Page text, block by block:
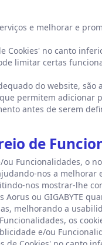
e melhorar e
Cookies' no canto
limitar certas
do website, são
permitem
antes de serem
de
Funcionalidades, o
nos a
nos mostrar-lhe
ou GIGABYTE
melhorando a
os
e/ou